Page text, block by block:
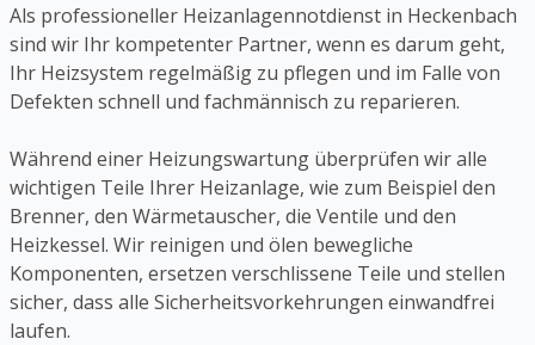
Als professioneller Heizanlagennotdienst in Heckenbach
sind wir Ihr kompetenter Partner, wenn es darum geht,
Ihr Heizsystem regelmäßig zu pflegen und im Falle von
Defekten schnell und fachmännisch zu reparieren.
Während einer Heizungswartung überprüfen wir alle
wichtigen Teile Ihrer Heizanlage, wie zum Beispiel den
Brenner, den Wärmetauscher, die Ventile und den
Heizkessel. Wir reinigen und ölen bewegliche
Komponenten, ersetzen verschlissene Teile und stellen
sicher, dass alle Sicherheitsvorkehrungen einwandfrei
laufen.